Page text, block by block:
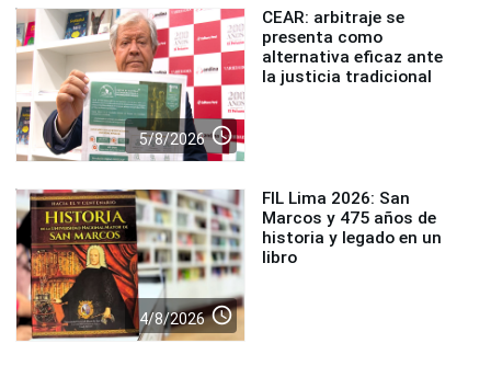
5/8/2026 access_time
CEAR: arbitraje se
presenta como
alternativa eficaz ante
la justicia tradicional
4/8/2026 access_time
FIL Lima 2026: San
Marcos y 475 años de
historia y legado en un
libro